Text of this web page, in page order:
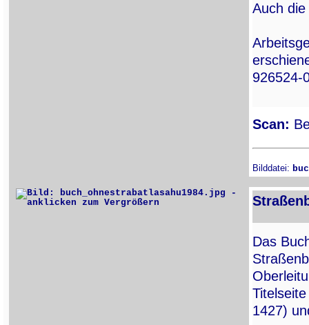
Auch
926524-
Scan:
Bilddatei:
Das
1427)